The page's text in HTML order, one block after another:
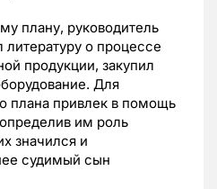
плану, руководитель
литературу о процессе
продукции, закупил
Для
плана привлек в помощь
им роль
значился и
судимый сын